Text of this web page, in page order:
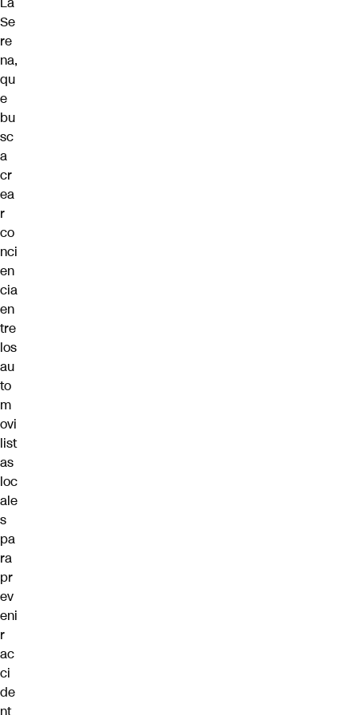
Se
re
na,
qu
e
bu
sc
a
cr
ea
r
co
nci
en
cia
en
tre
los
au
to
m
ovi
list
as
loc
ale
s
pa
ra
pr
ev
eni
r
ac
ci
de
nt